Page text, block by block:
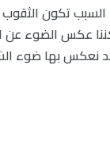
السبب تكون
عكس الضوء عن
نعكس بها ضوء